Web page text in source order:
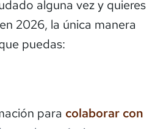
alguna vez y quieres
en 2026, la única manera
puedas:
para colaborar con